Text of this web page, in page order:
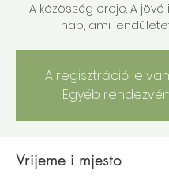
A közösség ereje. A jövő
nap, ami
A regisztráció le
Egyéb
Vrijeme i mjesto